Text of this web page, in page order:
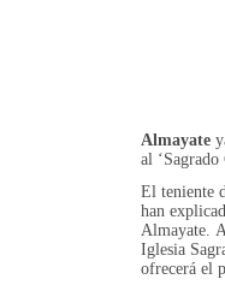
Almayate
al
El teniente
han
Almayate.
Iglesia
ofrecerá el